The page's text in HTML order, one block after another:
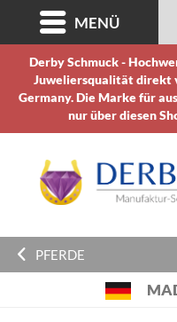
Derby Schmuck -
Juweliersqualität direkt
Germany. Die Marke für
nur über diesen
MENÜ
PFERDE